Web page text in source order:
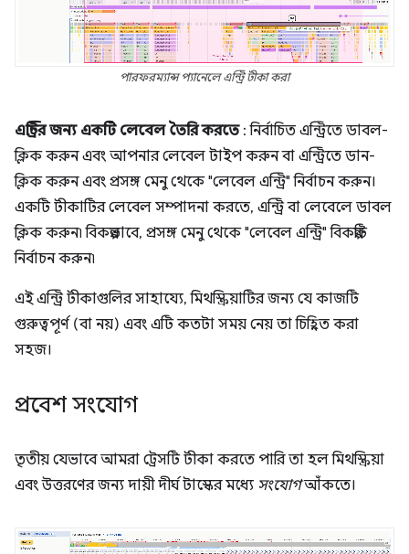
পারফরম্যান্স প্যানেলে এন্ট্রি টীকা করা
এন্ট্রির জন্য একটি লেবেল তৈরি করতে: নির্বাচিত এন্ট্রিতে ডাবল-
ক্লিক করুন এবং আপনার লেবেল টাইপ করুন বা এন্ট্রিতে ডান-
ক্লিক করুন এবং প্রসঙ্গ মেনু থেকে "লেবেল এন্ট্রি" নির্বাচন করুন।
একটি টীকাটির লেবেল সম্পাদনা করতে, এন্ট্রি বা লেবেলে ডাবল
ক্লিক করুন৷ বিকল্পভাবে, প্রসঙ্গ মেনু থেকে "লেবেল এন্ট্রি" বিকল্পটি
নির্বাচন করুন৷
এই এন্ট্রি টীকাগুলির সাহায্যে, মিথস্ক্রিয়াটির জন্য যে কাজটি
গুরুত্বপূর্ণ (বা নয়) এবং এটি কতটা সময় নেয় তা চিহ্নিত করা
সহজ।
প্রবেশ সংযোগ
তৃতীয় যেভাবে আমরা ট্রেসটি টীকা করতে পারি তা হল মিথস্ক্রিয়া
এবং উত্তরণের জন্য দায়ী দীর্ঘ টাস্কের মধ্যে সংযোগআঁকতে।